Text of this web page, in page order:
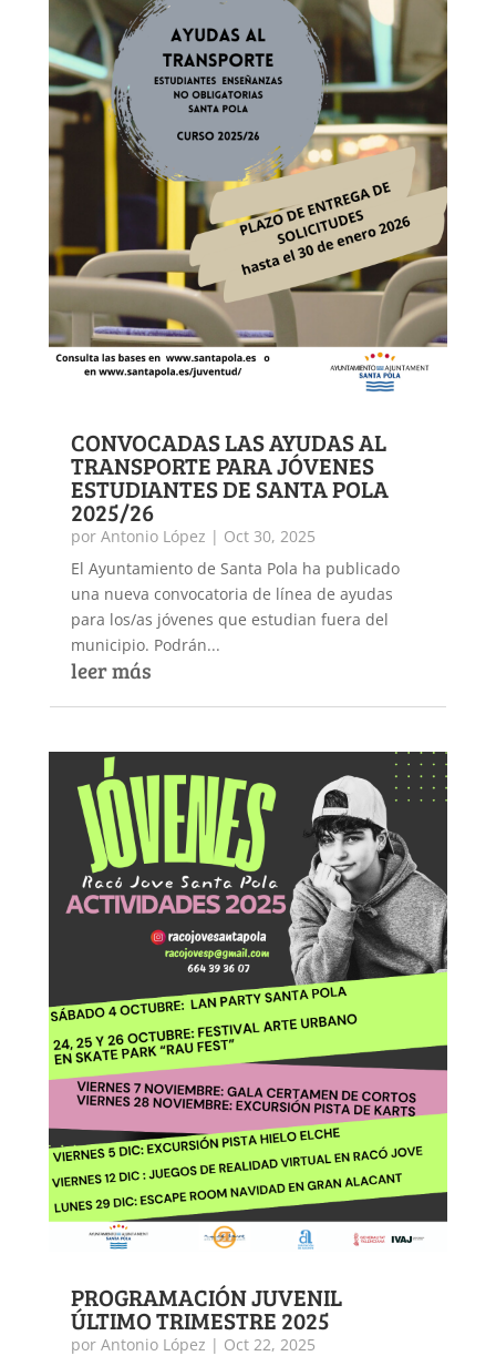
CONVOCADAS LAS AYUDAS AL
TRANSPORTE PARA JÓVENES
ESTUDIANTES DE SANTA POLA
2025/26
por Antonio López | Oct 30, 2025
El Ayuntamiento de Santa Pola ha publicado
una nueva convocatoria de línea de ayudas
para los/as jóvenes que estudian fuera del
municipio. Podrán...
leer más
PROGRAMACIÓN JUVENIL
ÚLTIMO TRIMESTRE 2025
por Antonio López | Oct 22, 2025